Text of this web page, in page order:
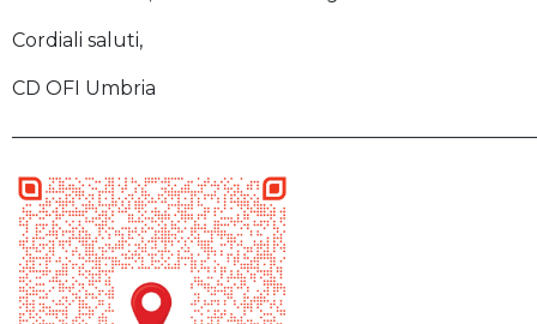
Cordiali saluti,
CD OFI Umbria